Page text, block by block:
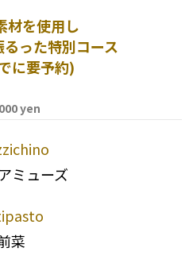
材を使用し
った特別コース
に要予約)
yen
ミューズ
菜